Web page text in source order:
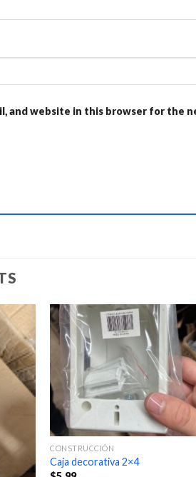
and website in this browser for the
CONSTRUCCIÓN
Caja decorativa 2×4